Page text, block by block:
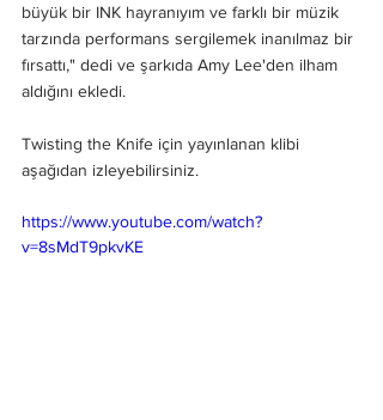
büyük bir INK hayranıyım ve farklı bir müzik
tarzında performans sergilemek inanılmaz bir
fırsattı," dedi ve şarkıda Amy Lee'den ilham
aldığını ekledi.
Twisting the Knife için yayınlanan klibi
aşağıdan izleyebilirsiniz.
https://www.youtube.com/watch?
v=8sMdT9pkvKE